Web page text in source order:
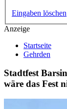
Eingaben löschen
Anzeige
Startseite
Gehrden
Stadtfest
wäre das Fest